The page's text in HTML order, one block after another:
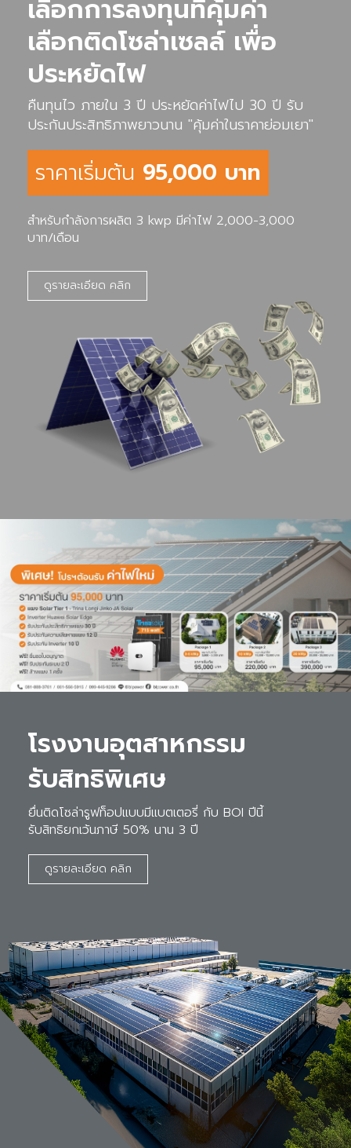
เลือกการลงทุนที่คุ้มค่า
เลือกติดโซล่าเซลล์ เพื่อ
ประหยัดไฟ
คืนทุนไว ภายใน 3 ปี ประหยัดค่าไฟไป 30 ปี รับ
ประกันประสิทธิภาพยาวนาน "คุ้มค่าในราคาย่อมเยา"
ราคาเริ่มต้น 95,000 บาท
สำหรับกำลังการผลิต 3 kwp มีค่าไฟ 2,000-3,000
บาท/เดือน
ดูรายละเอียด คลิก
โรงงานอุตสาหกรรม
รับสิทธิพิเศษ
ยื่นติดโซล่ารูฟท็อปแบบมีแบตเตอรี่ กับ BOI ปีนี้
รับสิทธิยกเว้นภาษี 50% นาน 3 ปี
ดูรายละเอียด คลิก